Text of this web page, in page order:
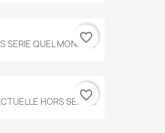
SERIE QUEL MONDE...
favorite_border
HORS SERIE...
favorite_border